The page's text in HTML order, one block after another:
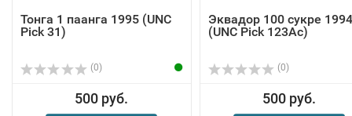
Тонга 1 паанга 1995 (UNC
Pick 31)
(0)
500 руб.
Эквадор 100 сукре 1994
(UNC Pick 123Ac)
(0)
500 руб.